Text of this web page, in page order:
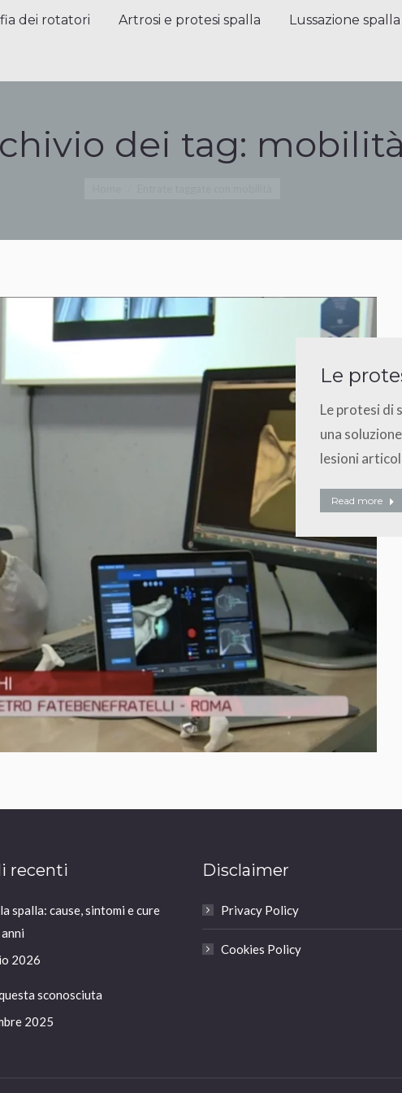
dei rotatori Artrosi e protesi spalla Lussazione spalla
dei tag: mobilità
Le
Le protesi di
una
lesioni
Read more
recenti
spalla: cause, sintomi e cure
2026
sconosciuta
2025
Disclaimer
Privacy Policy
Cookies Policy
dei rotatori Artrosi e protesi spalla Lussazione spalla